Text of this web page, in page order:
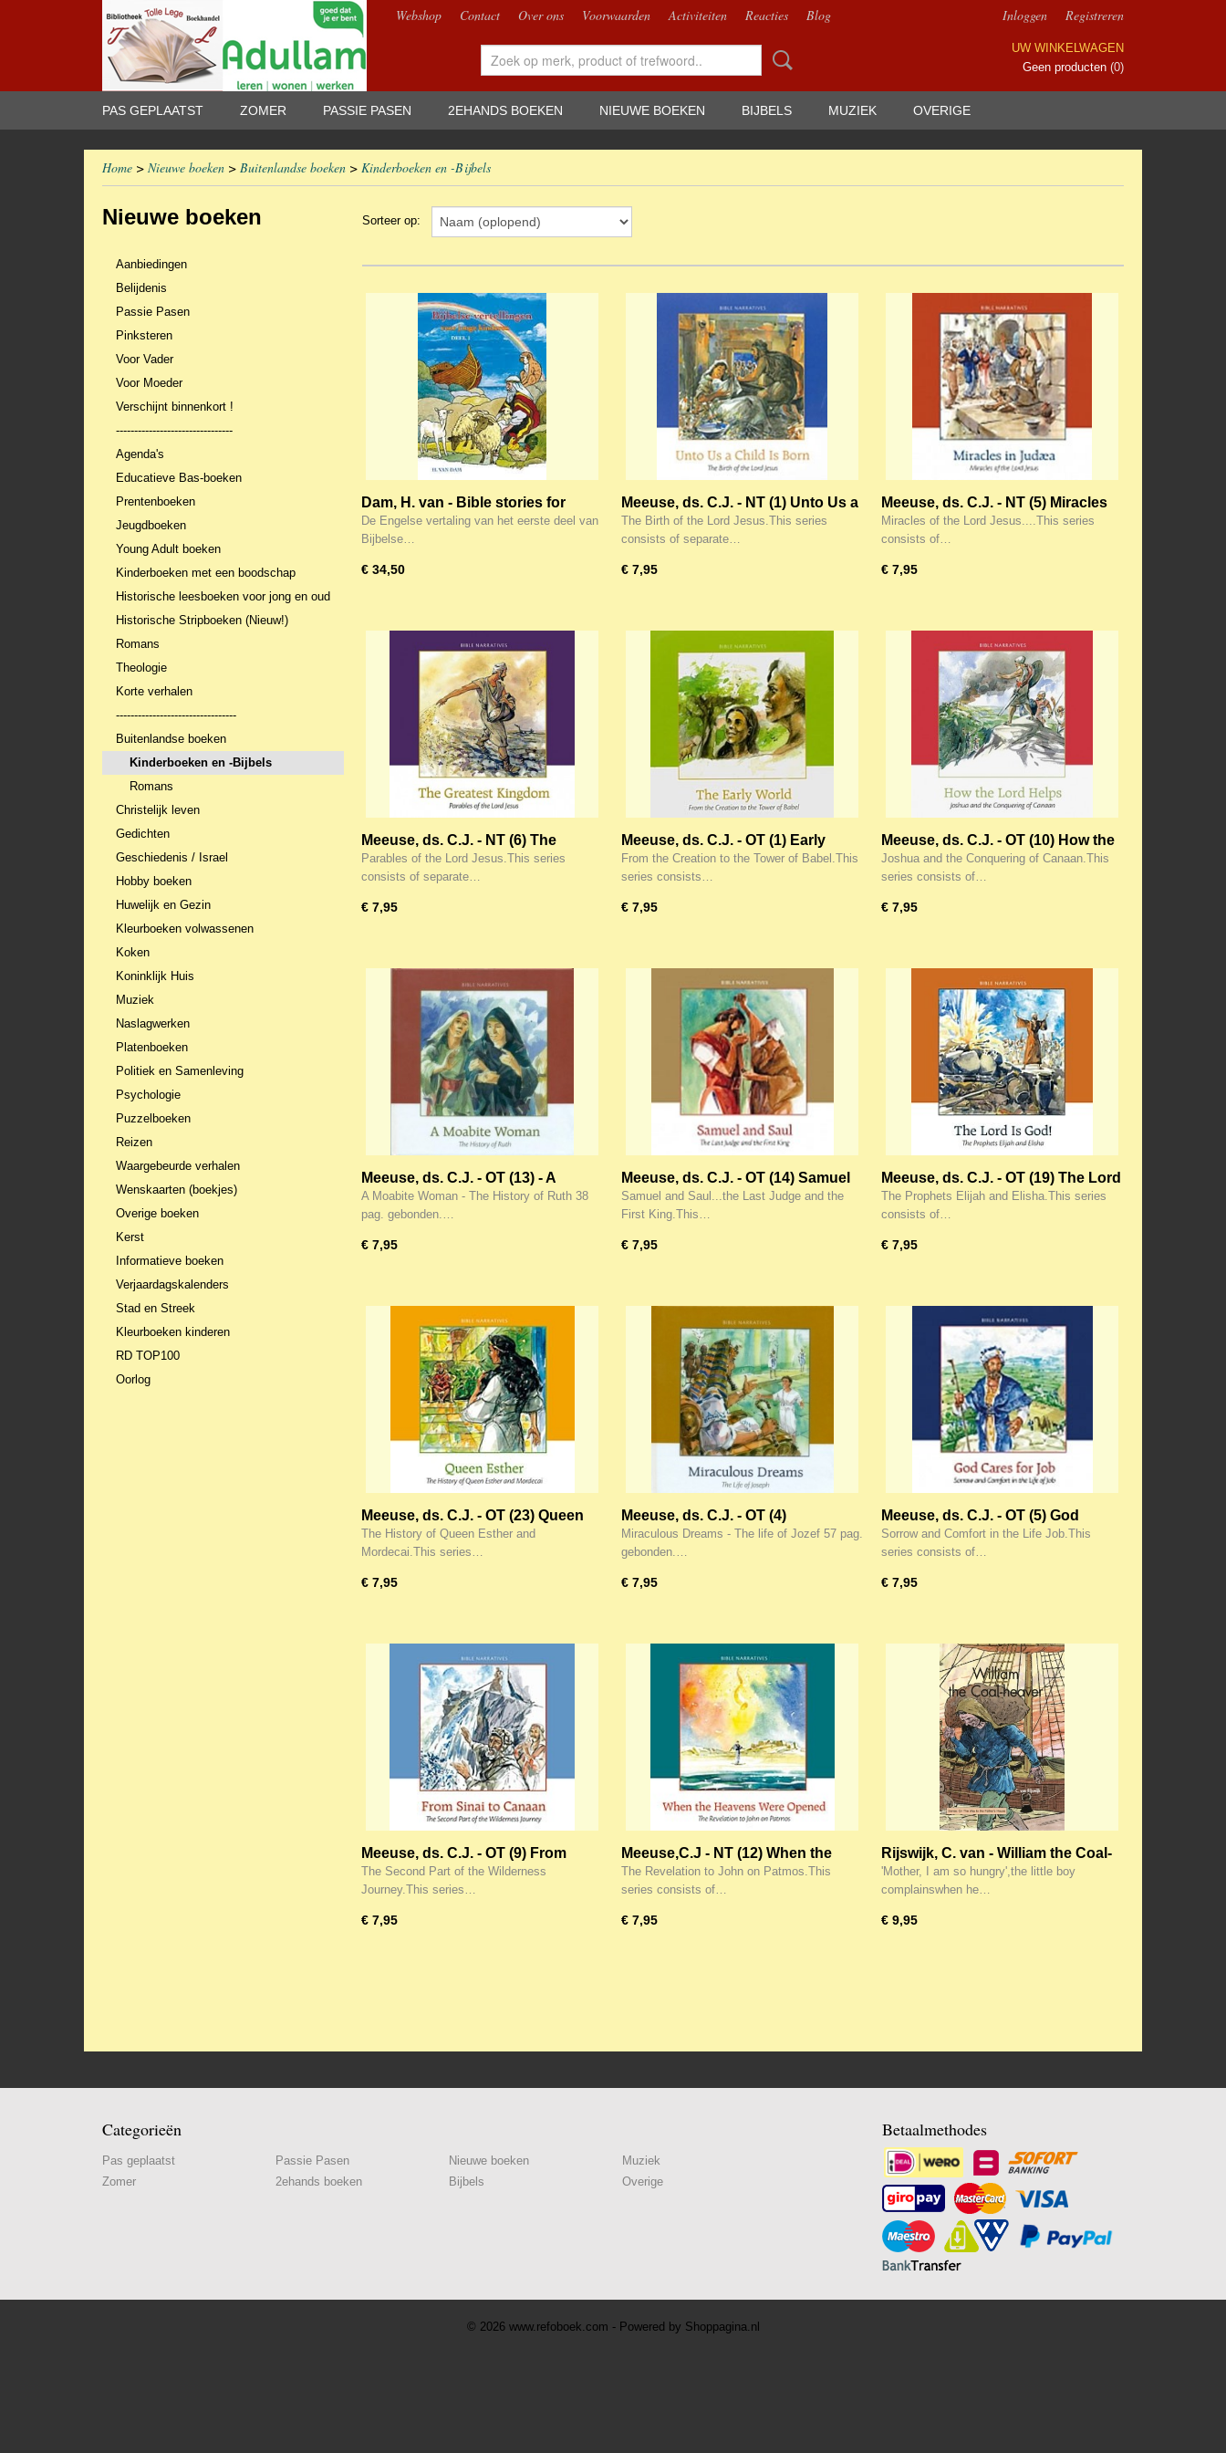
Webshop Contact Over ons Voorwaarden Activiteiten Reacties Blog Inloggen Registreren
UW WINKELWAGEN
Geen producten (0)
PAS GEPLAATST ZOMER PASSIE PASEN 2EHANDS BOEKEN NIEUWE BOEKEN BIJBELS MUZIEK OVERIGE
Home > Nieuwe boeken > Buitenlandse boeken > Kinderboeken en -Bijbels
Nieuwe boeken
Aanbiedingen
Belijdenis
Passie Pasen
Pinksteren
Voor Vader
Voor Moeder
Verschijnt binnenkort !
--------------------------------
Agenda's
Educatieve Bas-boeken
Prentenboeken
Jeugdboeken
Young Adult boeken
Kinderboeken met een boodschap
Historische leesboeken voor jong en oud
Historische Stripboeken (Nieuw!)
Romans
Theologie
Korte verhalen
---------------------------------
Buitenlandse boeken
Kinderboeken en -Bijbels
Romans
Christelijk leven
Gedichten
Geschiedenis / Israel
Hobby boeken
Huwelijk en Gezin
Kleurboeken volwassenen
Koken
Koninklijk Huis
Muziek
Naslagwerken
Platenboeken
Politiek en Samenleving
Psychologie
Puzzelboeken
Reizen
Waargebeurde verhalen
Wenskaarten (boekjes)
Overige boeken
Kerst
Informatieve boeken
Verjaardagskalenders
Stad en Streek
Kleurboeken kinderen
RD TOP100
Oorlog
Sorteer op:
Dam, H. van - Bible stories for
young children kinderbijbel (1)
De Engelse vertaling van het eerste deel van
Bijbelse…
€ 34,50
Meeuse, ds. C.J. - NT (1) Unto Us a
Child is born
The Birth of the Lord Jesus.This series
consists of separate…
€ 7,95
Meeuse, ds. C.J. - NT (5) Miracles
of the Lord Jesus
Miracles of the Lord Jesus....This series
consists of…
€ 7,95
Meeuse, ds. C.J. - NT (6) The
Greatest Kingdom
Parables of the Lord Jesus.This series
consists of separate…
€ 7,95
Meeuse, ds. C.J. - OT (1) Early
World
From the Creation to the Tower of Babel.This
series consists…
€ 7,95
Meeuse, ds. C.J. - OT (10) How the
Lord Helps
Joshua and the Conquering of Canaan.This
series consists of…
€ 7,95
Meeuse, ds. C.J. - OT (13) - A
Moabite Woman
A Moabite Woman - The History of Ruth 38
pag. gebonden.…
€ 7,95
Meeuse, ds. C.J. - OT (14) Samuel
and Saul
Samuel and Saul...the Last Judge and the
First King.This…
€ 7,95
Meeuse, ds. C.J. - OT (19) The Lord
is God
The Prophets Elijah and Elisha.This series
consists of…
€ 7,95
Meeuse, ds. C.J. - OT (23) Queen
Esther
The History of Queen Esther and
Mordecai.This series…
€ 7,95
Meeuse, ds. C.J. - OT (4)
Miraculous Dreams
Miraculous Dreams - The life of Jozef 57 pag.
gebonden.…
€ 7,95
Meeuse, ds. C.J. - OT (5) God
Cares for Job
Sorrow and Comfort in the Life Job.This
series consists of…
€ 7,95
Meeuse, ds. C.J. - OT (9) From
Sinai tot Canaan
The Second Part of the Wilderness
Journey.This series…
€ 7,95
Meeuse,C.J - NT (12) When the
Heavens Were Opened
The Revelation to John on Patmos.This
series consists of…
€ 7,95
Rijswijk, C. van - William the Coal-
heaver
'Mother, I am so hungry',the little boy
complainswhen he…
€ 9,95
Categorieën
Pas geplaatst
Zomer
Passie Pasen
2ehands boeken
Nieuwe boeken
Bijbels
Muziek
Overige
Betaalmethodes
© 2026 www.refoboek.com - Powered by Shoppagina.nl